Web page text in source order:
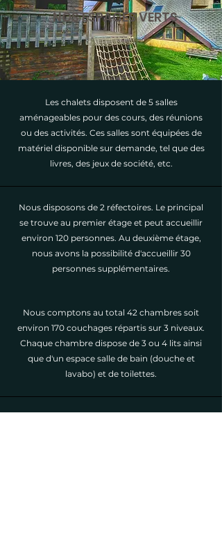
NOS ESPACES VERTS
Les chalets disposent de 5 salles
aménageables pour des cours, des réunions
ou des activités. Ces salles sont équipées de
matériel disponible sur demande, tel que des
livres, des jeux de société, etc.
Nous disposons de 2 réfectoires. Le principal
se trouve au premier étage et peut accueillir
environ 120 personnes. Au deuxième étage,
nous avons la possibilité d'accueillir 30
personnes supplémentaires.
Nous comptons au total 42 chambres soit
environ 170 couchages répartis sur 3 niveaux.
Chaque chambre dispose de 3 ou 4 lits ainsi
que d'un espace salle de bain (douche et
lavabo) et de toilettes.